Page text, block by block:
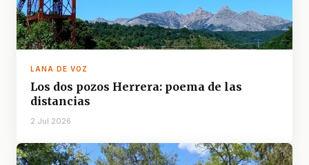
LANA DE VOZ
Los dos pozos Herrera: poema de las
distancias
2 Jul 2026